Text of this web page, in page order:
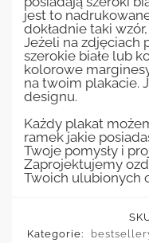
jest to
dokładnie taki
Jeżeli na zdjęciach
szerokie białe lub
kolorowe
na twoim plakacie.
designu.
Każdy plakat
ramek jakie
Twoje pomysły i
Zaprojektujemy
Twoich ulubionych
Kategorie: